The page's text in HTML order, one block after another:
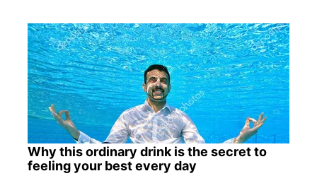
Why this ordinary drink is the secret to
feeling your best every day